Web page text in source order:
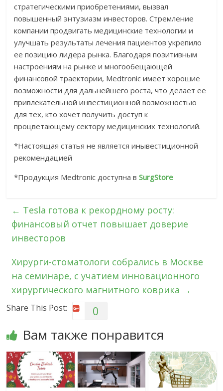
стратегическими приобретениями, вызвал
повышенный энтузиазм инвесторов. Стремление
компании продвигать медицинские технологии и
улучшать результаты лечения пациентов укрепило
ее позицию лидера рынка. Благодаря позитивным
настроениям на рынке и многообещающей
финансовой траектории, Medtronic имеет хорошие
возможности для дальнейшего роста, что делает ее
привлекательной инвестиционной возможностью
для тех, кто хочет получить доступ к
процветающему сектору медицинских технологий.
*Настоящая статья не является инывестиционной
рекомендацией
*Продукция Medtronic доступна вSurgStore
← Tesla готова к рекордному росту:
финансовый отчет повышает доверие
инвесторов
Хирурги-стоматологи собрались в Москве
на семинаре, с учатием инновационного
хирургического магнитного коврика →
Share This Post: 0
Вам также понравится